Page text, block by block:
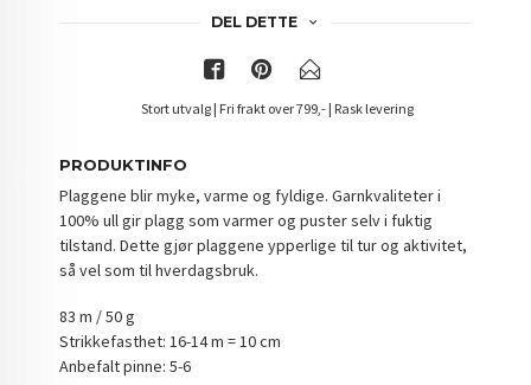
DEL DETTE
Stort utvalg | Fri frakt over 799,- | Rask levering
PRODUKTINFO
Plaggene blir myke, varme og fyldige. Garnkvaliteter i
100% ull gir plagg som varmer og puster selv i fuktig
tilstand. Dette gjør plaggene ypperlige til tur og aktivitet,
så vel som til hverdagsbruk.
83 m / 50 g
Strikkefasthet: 16-14 m = 10 cm
Anbefalt pinne: 5-6